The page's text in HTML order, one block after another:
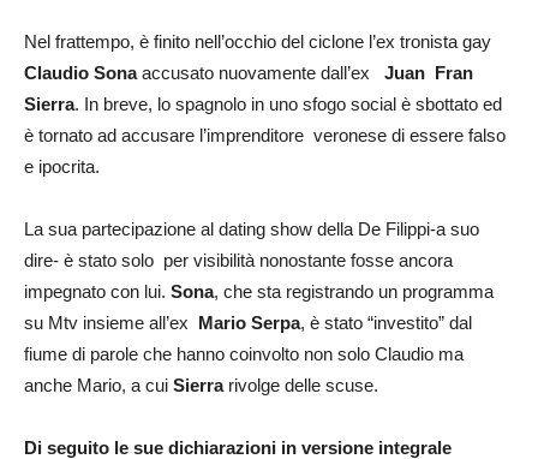
Nel frattempo, è finito nell’occhio del ciclone l’ex tronista gay
Claudio Sonaaccusato nuovamente dall’ex Juan Fran
Sierra. In breve, lo spagnolo in uno sfogo social è sbottato ed
è tornato ad accusare l’imprenditore veronese di essere falso
e ipocrita.
La sua partecipazione al dating show della De Filippi-a suo
dire- è stato solo per visibilità nonostante fosse ancora
impegnato con lui. Sona, che sta registrando un programma
su Mtv insieme all’ex Mario Serpa, è stato “investito” dal
fiume di parole che hanno coinvolto non solo Claudio ma
anche Mario, a cui Sierrarivolge delle scuse.
Di seguito le sue dichiarazioni in versione integrale